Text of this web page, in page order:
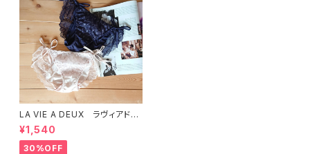
LA VIE A DEUX ラヴィアド
ゥ 切替ＡＯ ショーツ（全２
色）Mサイズ 6232
¥1,540
30%OFF